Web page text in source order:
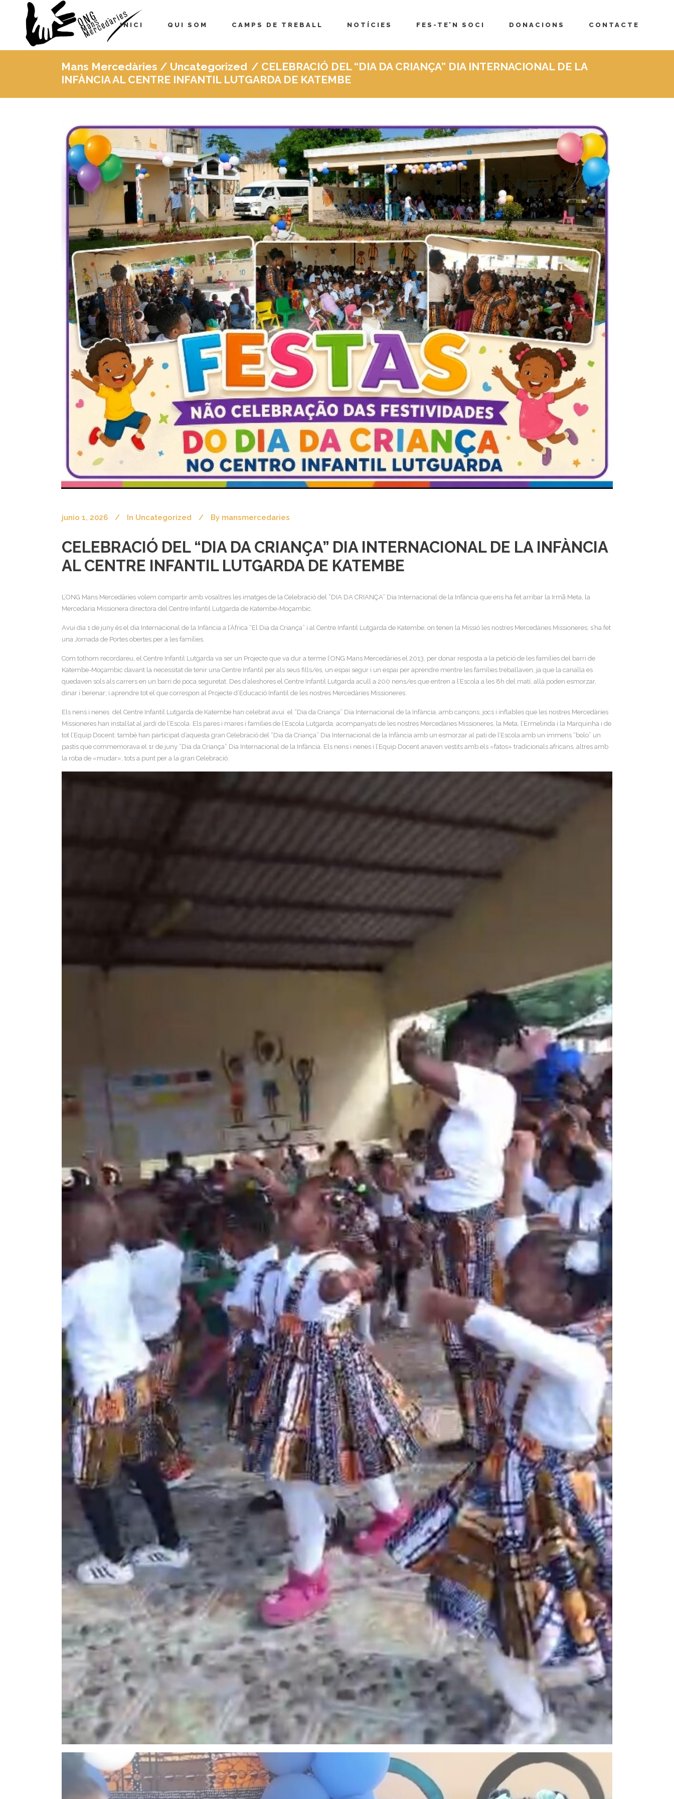
INICI QUI SOM CAMPS DE TREBALL NOTÍCIES FES-TE’N SOCI DONACIONS CONTACTE
Mans Mercedàries / Uncategorized / CELEBRACIÓ DEL “DIA DA CRIANÇA” DIA INTERNACIONAL DE LA
INFÀNCIA AL CENTRE INFANTIL LUTGARDA DE KATEMBE
junio 1, 2026 In Uncategorized By mansmercedaries
CELEBRACIÓ DEL “DIA DA CRIANÇA” DIA INTERNACIONAL DE LA INFÀNCIA
AL CENTRE INFANTIL LUTGARDA DE KATEMBE
L’ONG Mans Mercedàries volem compartir amb vosaltres les imatges de la Celebració del “DIA DA CRIANÇA” Dia Internacional de la Infància que ens ha fet arribar la Irmã Meta, la
Mercedària Missionera directora del Centre Infantil Lutgarda de Katembe-Moçambic.
Avui dia 1 de juny és el dia Internacional de la Infància a l’Àfrica “El Dia da Criança” i al Centre Infantil Lutgarda de Katembe, on tenen la Missió les nostres Mercedàries Missioneres; s’ha fet
una Jornada de Portes obertes per a les famílies.
Com tothom recordareu, el Centre Infantil Lutgarda va ser un Projecte que va dur a terme l’ONG Mans Mercedàries el 2013, per donar resposta a la petició de les famílies del barri de
Katembe-Moçambic davant la necessitat de tenir una Centre Infantil per als seus fills/es, un espai segur i un espai per aprendre mentre les famílies treballaven, ja que la canalla es
quedaven sols als carrers en un barri de poca seguretat. Des d’aleshores el Centre Infantil Lutgarda acull a 200 nens/es que entren a l’Escola a les 8h del matí, allà poden esmorzar,
dinar i berenar; i aprendre tot el que correspon al Projecte d’Educació Infantil de les nostres Mercedàries Missioneres.
Els nens i nenes del Centre Infantil Lutgarda de Katembe han celebrat avui el “Dia da Criança” Dia Internacional de la Infància, amb cançons, jocs i inflables que les nostres Mercedàries
Missioneres han instal·lat al jardí de l’Escola. Els pares i mares i famílies de l’Escola Lutgarda, acompanyats de les nostres Mercedàries Missioneres, la Meta, l’Ermelinda i la Marquinha i de
tot l’Equip Docent; també han participat d’aquesta gran Celebració del “Dia da Criança” Dia Internacional de la Infància amb un esmorzar al pati de l’Escola amb un immens “bolo” un
pastis que commemorava el 1r de juny “Dia da Criança” Dia Internacional de la Infància. Els nens i nenes i l’Equip Docent anaven vestits amb els «fatos» tradicionals africans, altres amb
la roba de «mudar», tots a punt per a la gran Celebració.